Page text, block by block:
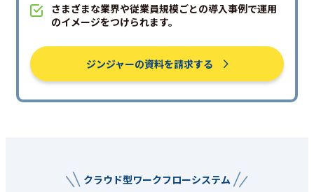
さまざまな業界や従業員規模ごとの導入事例で運用
のイメージをつけられます。
ジンジャーの資料を請求する
クラウド型ワークフローシステム